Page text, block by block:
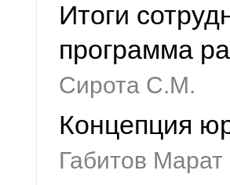
Итоги
программа
Сирота С.М.
Концепция
Габитов Марат